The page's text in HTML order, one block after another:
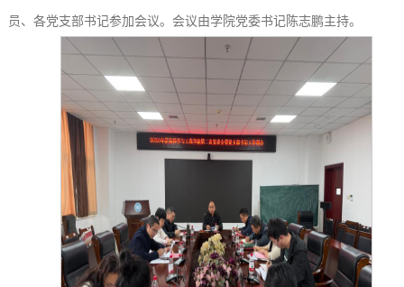
员、各党支部书记参加会议。会议由学院党委书记陈志鹏主持。